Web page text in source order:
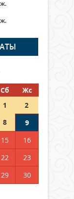
Сб
Жс
1
2
8
9
15
16
22
23
29
30